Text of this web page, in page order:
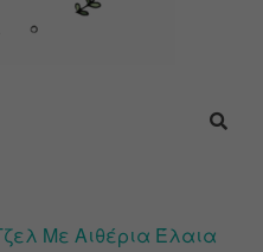
Με Αιθέρια Έλαια